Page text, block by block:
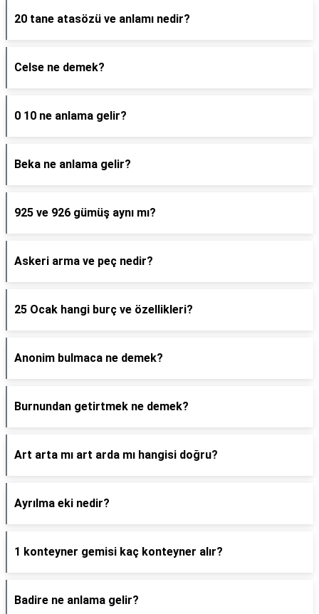
20 tane atasözü ve anlamı nedir?
Celse ne demek?
0 10 ne anlama gelir?
Beka ne anlama gelir?
925 ve 926 gümüş aynı mı?
Askeri arma ve peç nedir?
25 Ocak hangi burç ve özellikleri?
Anonim bulmaca ne demek?
Burnundan getirtmek ne demek?
Art arta mı art arda mı hangisi doğru?
Ayrılma eki nedir?
1 konteyner gemisi kaç konteyner alır?
Badire ne anlama gelir?